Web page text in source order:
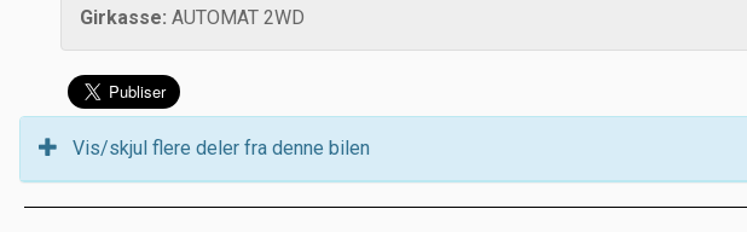
Girkasse: AUTOMAT 2WD
Vis/skjul flere deler fra denne bilen